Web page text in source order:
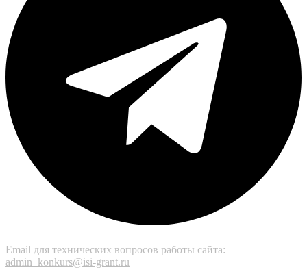
Email для технических вопросов работы сайта:
admin_konkurs@isi-grant.ru